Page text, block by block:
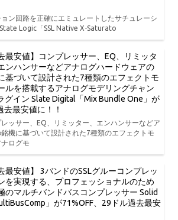
ン回路を正確にエミュレートしたサチュレーシ
Logic「SSL Native X-Saturato
最安値】コンプレッサー、EQ、リミッタ
ンハンサーなどアナログハードウェアの
基づいて設計された7種類のエフェクトモ
ルを搭載するアナログモデリングチャン
グイン Slate Digital「Mix Bundle One」が
去最安値に！！
レッサー、EQ、リミッター、エンハンサーなどア
機に基づいて設計された7種類のエフェクトモ
ログモ
最安値】 3バンドのSSLグルーコンプレッ
を実現する、プロフェッショナルのため
のマルチバンドバスコンプレッサー Solid
」が71%OFF、29ドル過去最安